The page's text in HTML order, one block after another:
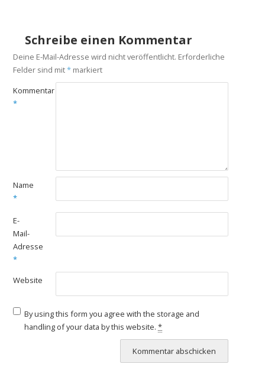
Schreibe einen Kommentar
Deine E-Mail-Adresse wird nicht veröffentlicht. Erforderliche
Felder sind mit*markiert
Kommentar
*
Name
*
E-
Mail-
Adresse
*
Website
By using this form you agree with the storage and
handling of your data by this website.*